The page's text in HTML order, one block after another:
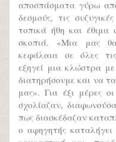
αποσπάσματα γύρω
δεσμούς, τις
τοπικά ήθη και έθιμα
σκοπιά. «Μια μας θα
κεφάλαια σε όλες
εξηγεί μια κλώστρα
διατηρήσουμε και να
μας». Για έξι μέρες
σχολίαζαν,
πως διασκέδαζαν
ο αφηγητής